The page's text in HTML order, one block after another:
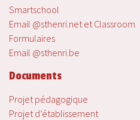
Smartschool
Email @sthenri.net et Classroom
Formulaires
Email @sthenri.be
Documents
Projet pédagogique
Projet d’établissement